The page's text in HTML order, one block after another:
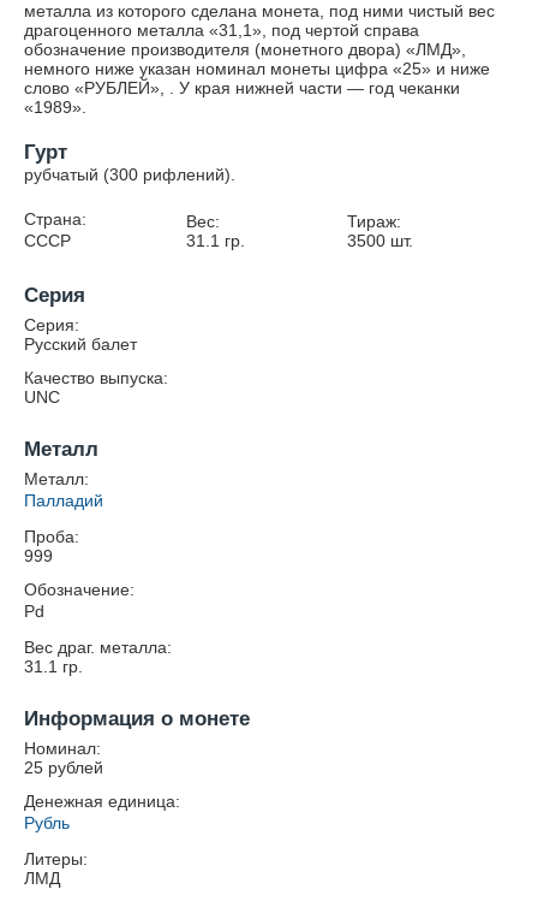
металла из которого сделана монета, под ними чистый вес
драгоценного металла «31,1», под чертой справа
обозначение производителя (монетного двора) «ЛМД»,
немного ниже указан номинал монеты цифра «25» и ниже
слово «РУБЛЕЙ», . У края нижней части — год чеканки
«1989».
Гурт
рубчатый (300 рифлений).
Страна:
СССР
Вес:
31.1 гр.
Тираж:
3500 шт.
Серия
Серия:
Русский балет
Качество выпуска:
UNC
Металл
Металл:
Палладий
Проба:
999
Обозначение:
Pd
Вес драг. металла:
31.1 гр.
Информация о монете
Номинал:
25 рублей
Денежная единица:
Рубль
Литеры:
ЛМД